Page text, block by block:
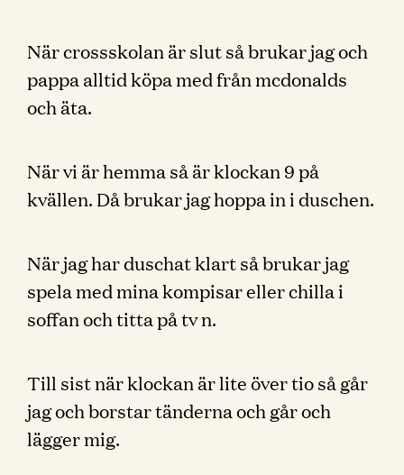
När crossskolan är slut så brukar jag och
pappa alltid köpa med från mcdonalds
och äta.
När vi är hemma så är klockan 9 på
kvällen. Då brukar jag hoppa in i duschen.
När jag har duschat klart så brukar jag
spela med mina kompisar eller chilla i
soffan och titta på tv n.
Till sist när klockan är lite över tio så går
jag och borstar tänderna och går och
lägger mig.